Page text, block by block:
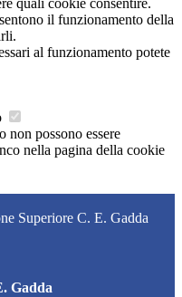
il funzionamento della
al funzionamento potete
non possono essere
nella pagina della cookie
Superiore C. E. Gadda
Gadda